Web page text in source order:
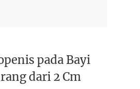
pada Bayi
dari 2 Cm